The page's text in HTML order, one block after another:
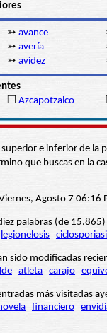
➳ avance
➳ avería
➳ avidez
❒ Azcapotzalco
superior e inferior de la
que buscas en la
Agosto 7 06:16
palabras (de
legionelosis
sido modificadas
atleta carajo
más visitadas
financiero